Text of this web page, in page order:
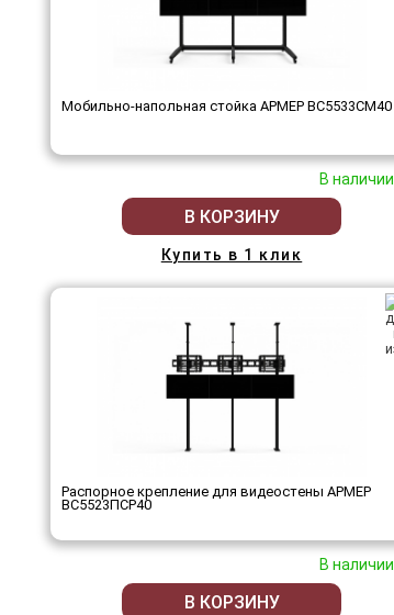
Мобильно-напольная стойка АРМЕР ВС5533СМ40
В наличии
В КОРЗИНУ
Купить в 1 клик
Распорное крепление для видеостены АРМЕР
ВС5523ПСР40
В наличии
В КОРЗИНУ